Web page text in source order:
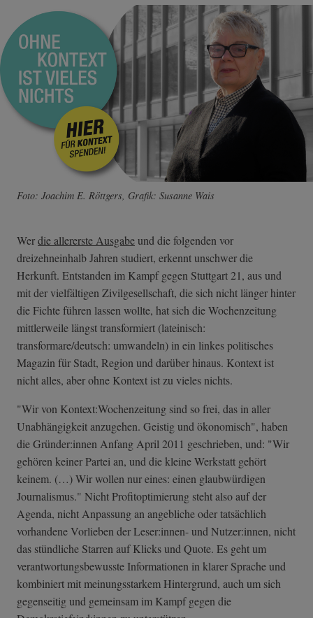
Foto: Joachim E. Röttgers, Grafik: Susanne Wais
Werdie allererste Ausgabeund die folgenden vor
dreizehneinhalb Jahren studiert, erkennt unschwer die
Herkunft. Entstanden im Kampf gegen Stuttgart 21, aus und
mit der vielfältigen Zivilgesellschaft, die sich nicht länger hinter
die Fichte führen lassen wollte, hat sich die Wochenzeitung
mittlerweile längst transformiert (lateinisch:
transformare/deutsch: umwandeln) in ein linkes politisches
Magazin für Stadt, Region und darüber hinaus. Kontext ist
nicht alles, aber ohne Kontext ist zu vieles nichts.
"Wir von Kontext:Wochenzeitung sind so frei, das in aller
Unabhängigkeit anzugehen. Geistig und ökonomisch", haben
die Gründer:innen Anfang April 2011 geschrieben, und: "Wir
gehören keiner Partei an, und die kleine Werkstatt gehört
keinem. (…) Wir wollen nur eines: einen glaubwürdigen
Journalismus." Nicht Profitoptimierung steht also auf der
Agenda, nicht Anpassung an angebliche oder tatsächlich
vorhandene Vorlieben der Leser:innen- und Nutzer:innen, nicht
das stündliche Starren auf Klicks und Quote. Es geht um
verantwortungsbewusste Informationen in klarer Sprache und
kombiniert mit meinungsstarkem Hintergrund, auch um sich
gegenseitig und gemeinsam im Kampf gegen die